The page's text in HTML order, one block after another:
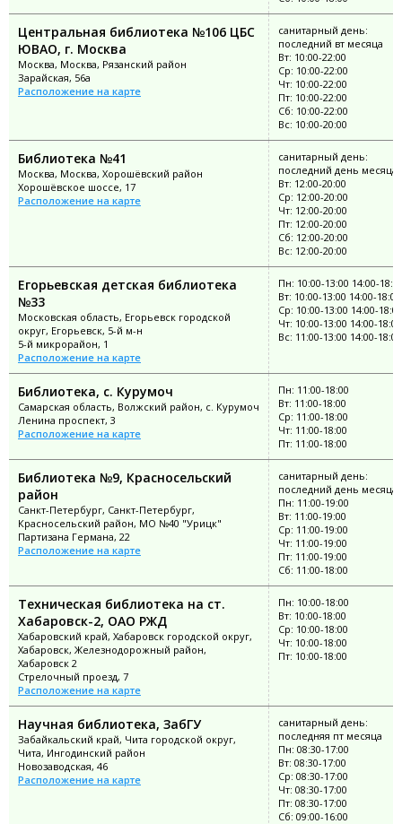
Центральная библиотека №106 ЦБС
ЮВАО, г. Москва
Москва, Москва, Рязанский район
Зарайская, 56а
Расположение на карте
санитарный день:
последний вт месяца
Вт: 10:00-22:00
Ср: 10:00-22:00
Чт: 10:00-22:00
Пт: 10:00-22:00
Сб: 10:00-22:00
Вс: 10:00-20:00
Библиотека №41
Москва, Москва, Хорошёвский район
Хорошёвское шоссе, 17
Расположение на карте
санитарный день:
последний день месяца
Вт: 12:00-20:00
Ср: 12:00-20:00
Чт: 12:00-20:00
Пт: 12:00-20:00
Сб: 12:00-20:00
Вс: 12:00-20:00
Егорьевская детская библиотека
№33
Московская область, Егорьевск городской
округ, Егорьевск, 5-й м-н
5-й микрорайон, 1
Расположение на карте
Пн: 10:00-13:00 14:00-
Вт: 10:00-13:00 14:00-18:00
Ср: 10:00-13:00 14:00-18:00
Чт: 10:00-13:00 14:00-18:00
Вс: 11:00-13:00 14:00-18:00
Библиотека, с. Курумоч
Самарская область, Волжский район, с. Курумоч
Ленина проспект, 3
Расположение на карте
Пн: 11:00-18:00
Вт: 11:00-18:00
Ср: 11:00-18:00
Чт: 11:00-18:00
Пт: 11:00-18:00
Библиотека №9, Красносельский
район
Санкт-Петербург, Санкт-Петербург,
Красносельский район, МО №40 "Урицк"
Партизана Германа, 22
Расположение на карте
санитарный день:
последний день месяца
Пн: 11:00-19:00
Вт: 11:00-19:00
Ср: 11:00-19:00
Чт: 11:00-19:00
Пт: 11:00-19:00
Сб: 11:00-18:00
Техническая библиотека на ст.
Хабаровск-2, ОАО РЖД
Хабаровский край, Хабаровск городской округ,
Хабаровск, Железнодорожный район,
Хабаровск 2
Стрелочный проезд, 7
Расположение на карте
Пн: 10:00-18:00
Вт: 10:00-18:00
Ср: 10:00-18:00
Чт: 10:00-18:00
Пт: 10:00-18:00
Научная библиотека, ЗабГУ
Забайкальский край, Чита городской округ,
Чита, Ингодинский район
Новозаводская, 46
Расположение на карте
санитарный день:
последняя пт месяца
Пн: 08:30-17:00
Вт: 08:30-17:00
Ср: 08:30-17:00
Чт: 08:30-17:00
Пт: 08:30-17:00
Сб: 09:00-16:00